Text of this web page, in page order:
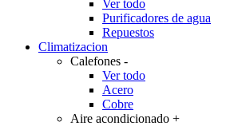
Ver todo
Purificadores de agua
Repuestos
Climatizacion
Calefones -
Ver todo
Acero
Cobre
Aire acondicionado +